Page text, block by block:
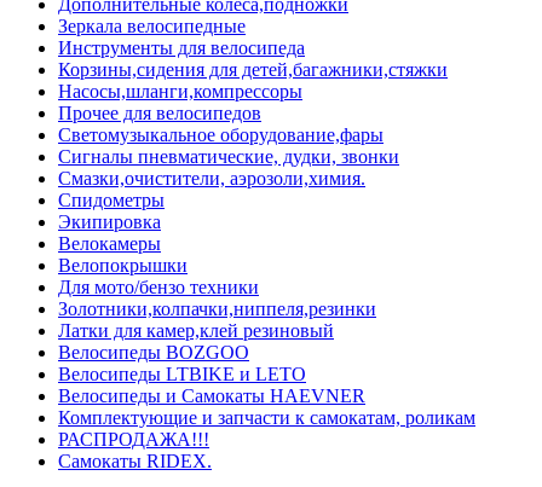
Зеркала велосипедные
Инструменты для велосипеда
Корзины,сидения для детей,багажники,стяжки
Насосы,шланги,компрессоры
Прочее для велосипедов
Светомузыкальное оборудование,фары
Сигналы пневматические, дудки, звонки
Смазки,очистители, аэрозоли,химия.
Спидометры
Экипировка
Велокамеры
Велопокрышки
Для мото/бензо техники
Золотники,колпачки,ниппеля,резинки
Латки для камер,клей резиновый
Велосипеды BOZGOO
Велосипеды LTBIKE и LETO
Велосипеды и Самокаты HAEVNER
Комплектующие и запчасти к самокатам, роликам
РАСПРОДАЖА!!!
Самокаты RIDEX.